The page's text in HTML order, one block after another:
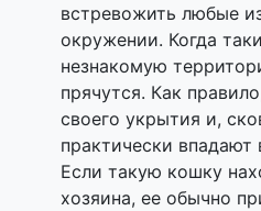
встревожить любые
окружении. Когда
незнакомую
прячутся. Как
своего укрытия и,
практически
Если такую кошку
хозяина, ее обычно